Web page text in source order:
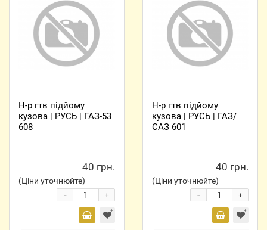
Н-р гтв підйому
кузова | РУСЬ | ГАЗ-53
608
40 грн.
(Ціни уточнюйте)
+
-
Н-р гтв підйому
кузова | РУСЬ | ГАЗ/
САЗ 601
40 грн.
(Ціни уточнюйте)
+
-